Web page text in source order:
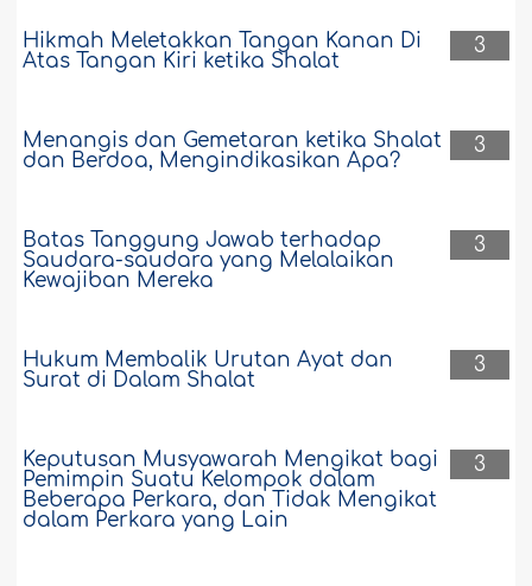
3
Hikmah Meletakkan Tangan Kanan Di
Atas Tangan Kiri ketika Shalat
3
Menangis dan Gemetaran ketika Shalat
dan Berdoa, Mengindikasikan Apa?
3
Batas Tanggung Jawab terhadap
Saudara-saudara yang Melalaikan
Kewajiban Mereka
3
Hukum Membalik Urutan Ayat dan
Surat di Dalam Shalat
3
Keputusan Musyawarah Mengikat bagi
Pemimpin Suatu Kelompok dalam
Beberapa Perkara, dan Tidak Mengikat
dalam Perkara yang Lain